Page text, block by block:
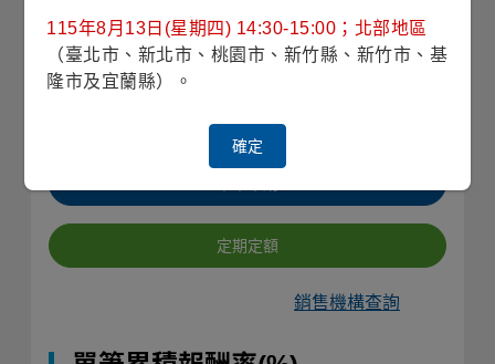
近1年
平均淨值
25.22
收藏
定期定額
銷售機構查詢
115年8月13日(星期四) 14:30-15:00；北部地區
（臺北市、新北市、桃園市、新竹縣、新竹市、基
隆市及宜蘭縣）。
確定